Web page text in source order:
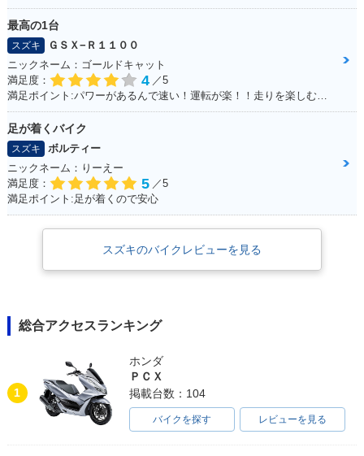
最高の1台
スズキ
ＧＳＸ−Ｒ１１００
ニックネーム：ゴールドキャット
満足度：
4 ／5
足が着くバイク
スズキ
ボルティー
ニックネーム：りーえー
満足度：
5 ／5
満足ポイント:足が着くので安心
スズキのバイクレビューを見る
総合アクセスランキング
1
ホンダ
ＰＣＸ
掲載台数：104
バイクを探す レビューを見る